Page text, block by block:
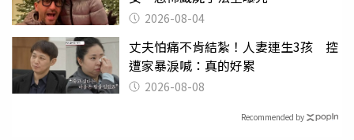
2026-08-04
丈夫怕痛不肯結紮！人妻連生3孩 控
遭家暴淚喊：真的好累
2026-08-08
Recommended by